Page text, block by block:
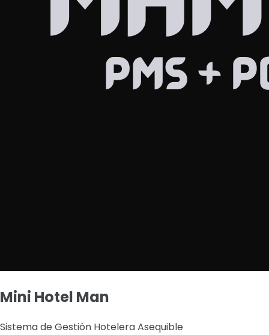
Mini Hotel Man
Sistema de Gestión Hotelera Asequible